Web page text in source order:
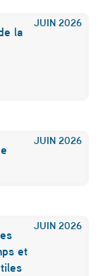
JUIN 2026
la
JUIN 2026
JUIN 2026
et